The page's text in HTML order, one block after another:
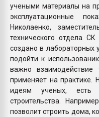
учеными материалы на
эксплуатационные
Николаенко,
технического отдела
создано в лабораторных
подойти к
важно взаимодействие
применяет на практике.
идеям ученых, есть
строительства.
позволит строить дома,